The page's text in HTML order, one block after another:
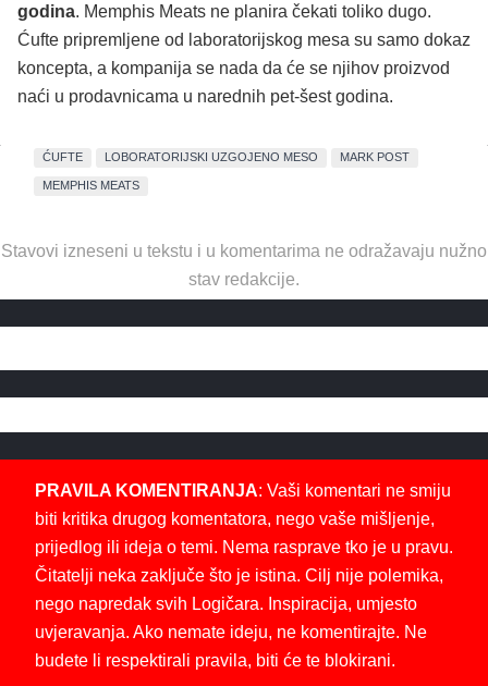
godina. Memphis Meats ne planira čekati toliko dugo.
Ćufte pripremljene od laboratorijskog mesa su samo dokaz
koncepta, a kompanija se nada da će se njihov proizvod
naći u prodavnicama u narednih pet-šest godina.
ĆUFTE LOBORATORIJSKI UZGOJENO MESO MARK POST
MEMPHIS MEATS
Stavovi izneseni u tekstu i u komentarima ne odražavaju nužno
stav redakcije.
PRAVILA KOMENTIRANJA: Vaši komentari ne smiju
biti kritika drugog komentatora, nego vaše mišljenje,
prijedlog ili ideja o temi. Nema rasprave tko je u pravu.
Čitatelji neka zaključe što je istina. Cilj nije polemika,
nego napredak svih Logičara. Inspiracija, umjesto
uvjeravanja. Ako nemate ideju, ne komentirajte. Ne
budete li respektirali pravila, biti će te blokirani.